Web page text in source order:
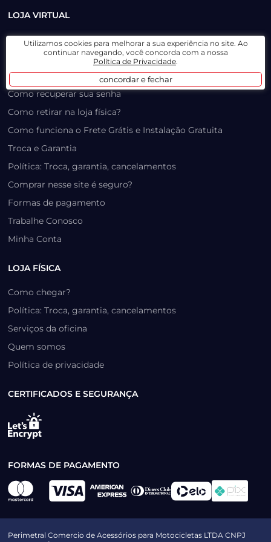
LOJA VIRTUAL
Lista de Desejos
Prazo, Rastreio e Transporte
Dúvidas Frequentes / Produtos Outlet
Como recuperar sua senha
Como retirar na loja física?
Como funciona o Frete Grátis e Instalação Gratuita
Troca e Garantia
Política: Troca, garantia, cancelamentos
Comprar nesse site é seguro?
Formas de pagamento
Trabalhe Conosco
Minha Conta
LOJA FÍSICA
Como chegar?
Política: Troca, garantia, cancelamentos
Serviços da oficina
Quem somos
Política de privacidade
CERTIFICADOS E SEGURANÇA
FORMAS DE PAGAMENTO
Perimetral Comercio de Acessórios para Motocicletas LTDA CNPJ
Utilizamos cookies para melhorar a sua experiência no site. Ao
continuar navegando, você concorda com a nossa
Política de Privacidade.
concordar e fechar